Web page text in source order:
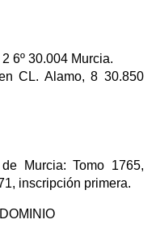
6º 30.004 Murcia.
CL. Alamo, 8 30.850
Murcia: Tomo 1765,
inscripción primera.